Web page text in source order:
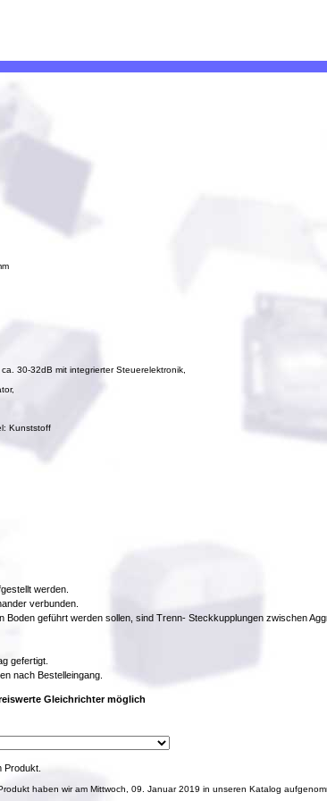
30-32dB mit integrierter Steuerelektronik,
Kunststoff
werden.
verbunden.
Boden geführt werden sollen, sind Trenn- Steckkupplungen zwischen
gefertigt.
nach Bestelleingang.
Gleichrichter möglich
Produkt.
haben wir am Mittwoch, 09. Januar 2019 in unseren Katalog